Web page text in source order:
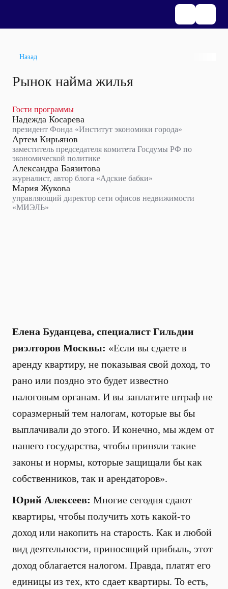
Назад
Рынок найма жилья
Гости программы
Надежда Косарева
президент Фонда «Институт экономики города»
Артем Кирьянов
заместитель председателя комитета Госдумы РФ по
экономической политике
Александра Баязитова
журналист, автор блога «Адские бабки»
Мария Жукова
управляющий директор сети офисов недвижимости
«МИЭЛЬ»
Елена Буданцева, специалист Гильдии
риэлторов Москвы: «Если вы сдаете в
аренду квартиру, не показывая свой доход, то
рано или поздно это будет известно
налоговым органам. И вы заплатите штраф не
соразмерный тем налогам, которые вы бы
выплачивали до этого. И конечно, мы ждем от
нашего государства, чтобы приняли такие
законы и нормы, которые защищали бы как
собственников, так и арендаторов».
Юрий Алексеев: Многие сегодня сдают
квартиры, чтобы получить хоть какой-то
доход или накопить на старость. Как и любой
вид деятельности, приносящий прибыль, этот
доход облагается налогом. Правда, платят его
единицы из тех, кто сдает квартиры. То есть,